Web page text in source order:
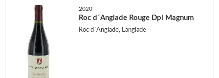
2020
Roc d´Anglade Rouge Dpl Magnum
Roc d´Anglade, Langlade